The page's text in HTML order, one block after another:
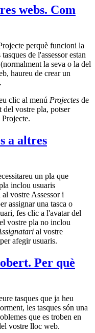
webs. Com
perquè funcioni la
de l'assessor estan
la seva o la del
haureu de crear un
clic al menú Projectes de
del vostre pla, potser
a altres
un pla que
inclou usuaris
vostre Assessor i
assignar una tasca o
fes clic a l'avatar del
vostre pla no inclou
al vostre
afegir usuaris.
Per què
tasques que ja heu
les tasques són una
que es troben en
vostre lloc web.